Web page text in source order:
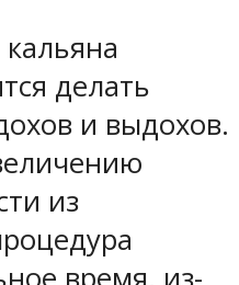
делать
и выдохов.
из